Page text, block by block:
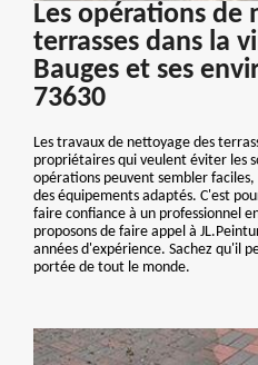
Les opérations de
terrasses dans la
Bauges et ses
73630
Les travaux de nettoyage des
propriétaires qui veulent éviter les
opérations peuvent sembler
des équipements adaptés. C'est
faire confiance à un professionnel
proposons de faire appel à
années d'expérience. Sachez qu'il
portée de tout le monde.